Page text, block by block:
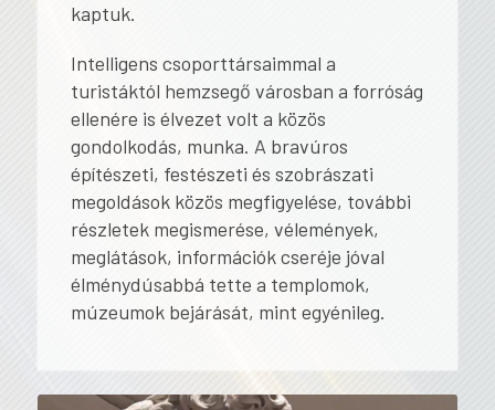
kaptuk.
Intelligens csoporttársaimmal a
turistáktól hemzsegő városban a forróság
ellenére is élvezet volt a közös
gondolkodás, munka. A bravúros
építészeti, festészeti és szobrászati
megoldások közös megfigyelése, további
részletek megismerése, vélemények,
meglátások, információk cseréje jóval
élménydúsabbá tette a templomok,
múzeumok bejárását, mint egyénileg.